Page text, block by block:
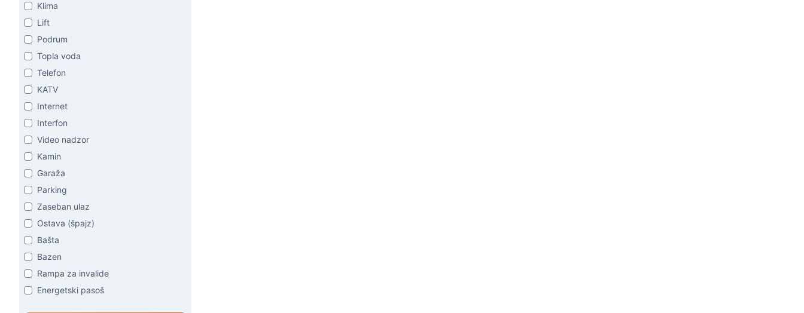
Klima
Lift
Podrum
Topla voda
Telefon
KATV
Internet
Interfon
Video nadzor
Kamin
Garaža
Parking
Zaseban ulaz
Ostava (špajz)
Bašta
Bazen
Rampa za invalide
Energetski pasoš